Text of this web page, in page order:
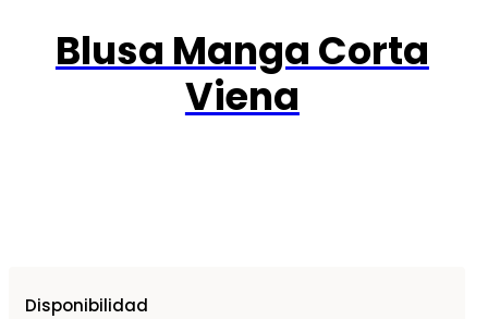
Blusa Manga Corta
Viena
Disponibilidad